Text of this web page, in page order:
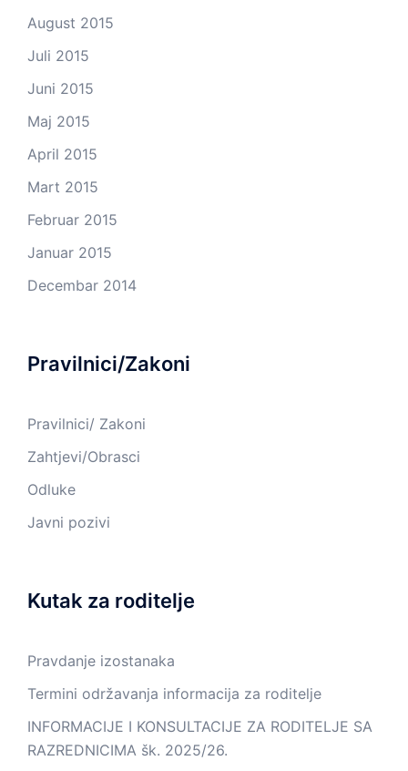
August 2015
Juli 2015
Juni 2015
Maj 2015
April 2015
Mart 2015
Februar 2015
Januar 2015
Decembar 2014
Pravilnici/Zakoni
Pravilnici/ Zakoni
Zahtjevi/Obrasci
Odluke
Javni pozivi
Kutak za roditelje
Pravdanje izostanaka
Termini održavanja informacija za roditelje
INFORMACIJE I KONSULTACIJE ZA RODITELJE SA
RAZREDNICIMA šk. 2025/26.